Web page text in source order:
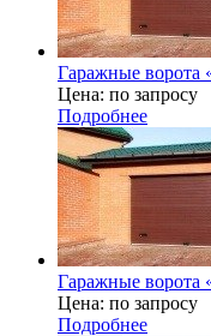
Гаражные ворота
Цена: по запросу
Подробнее
Гаражные ворота
Цена: по запросу
Подробнее